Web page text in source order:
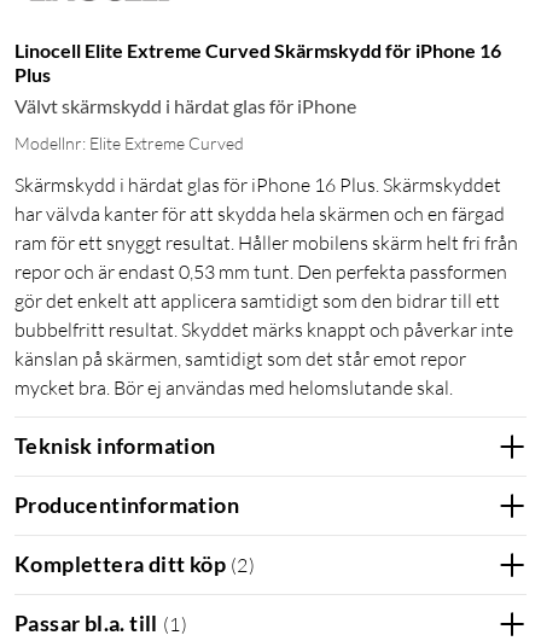
Linocell Elite Extreme Curved Skärmskydd för iPhone 16
Plus
Välvt skärmskydd i härdat glas för iPhone
Modellnr: Elite Extreme Curved
Skärmskydd i härdat glas för iPhone 16 Plus. Skärmskyddet
har välvda kanter för att skydda hela skärmen och en färgad
ram för ett snyggt resultat. Håller mobilens skärm helt fri från
repor och är endast 0,53 mm tunt. Den perfekta passformen
gör det enkelt att applicera samtidigt som den bidrar till ett
bubbelfritt resultat. Skyddet märks knappt och påverkar inte
känslan på skärmen, samtidigt som det står emot repor
mycket bra. Bör ej användas med helomslutande skal.
Teknisk information
Producentinformation
Komplettera ditt köp (2)
Passar bl.a. till (1)